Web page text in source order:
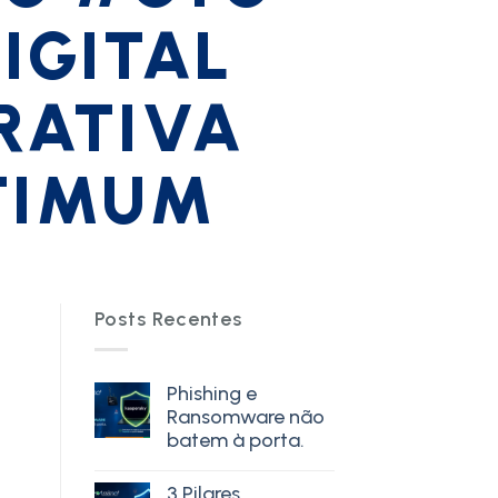
Posts Recentes
Phishing e
Ransomware não
batem à porta.